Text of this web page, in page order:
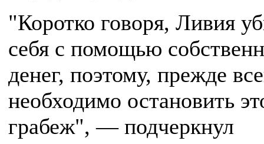
"Коротко говоря, Ливия
себя с помощью
денег, поэтому, прежде
необходимо остановить
грабеж", — подчеркнул